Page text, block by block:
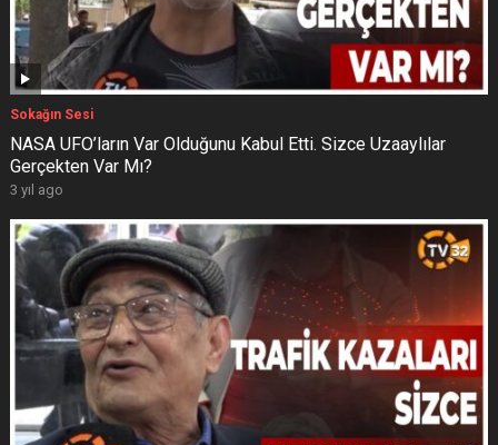
Sokağın Sesi
NASA UFO’ların Var Olduğunu Kabul Etti. Sizce Uzaaylılar
Gerçekten Var Mı?
3 yıl ago